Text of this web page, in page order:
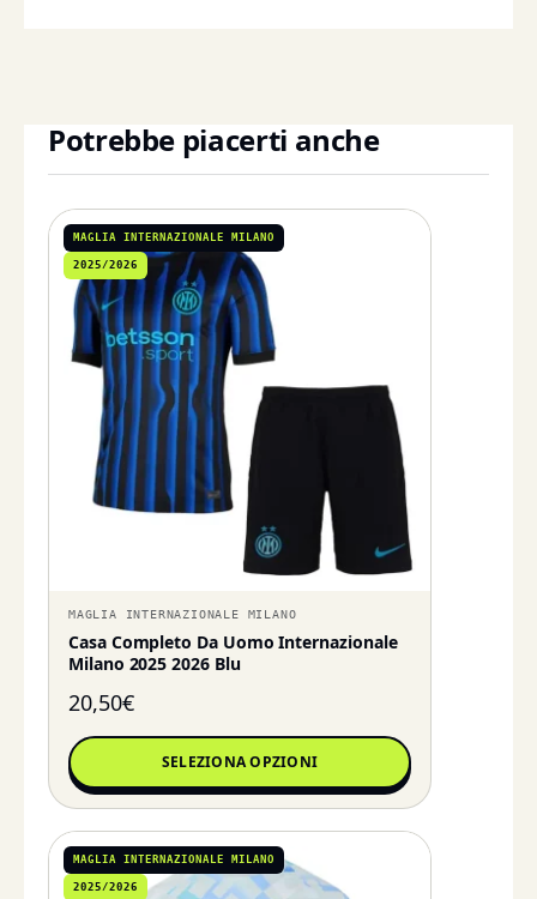
Potrebbe piacerti anche
MAGLIA INTERNAZIONALE MILANO
2025/2026
MAGLIA INTERNAZIONALE MILANO
Casa Completo Da Uomo Internazionale
Milano 2025 2026 Blu
20,50€
SELEZIONA OPZIONI
MAGLIA INTERNAZIONALE MILANO
2025/2026